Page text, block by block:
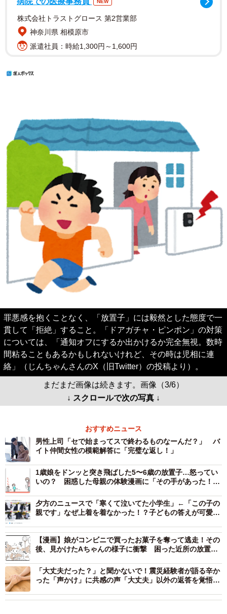
NEW
株式会社トラストグロース 第2営業部
神奈川県 相模原市
派遣社員：時給1,300円～1,600円
罪悪感を抱くことなく、「放置子」には毅然とした態度で一
貫して「拒絶」すること。「ドアガチャ・ピンポン」の対策
については、「通知オフにするか出かけるか完全無視。数時
間粘ることもあるかもしれないけれど、その時は児相に連
絡」（じんちゃんさんのX（旧Twitter）の投稿より）。
まだまだ画像は続きます。画像（3/6）
↓ スクロールで次の写真 ↓
おすすめニュース
男性上司「セで始まってスで終わるものなーんだ？」 バ
イト仲間女性の模範解答に「完璧な返し！」
1歳娘をドンッと突き飛ばした5〜6歳の放置子…怒ってい
いの？ 困惑した母親の体験漫画に「その手があった！」
夕方のニュースで「寒くて泣いてた小学生」←「この子の
親です」なぜ上着を着なかった！？子どもの答えが可愛す
【漫画】娘がコンビニで買ったお菓子を奪って逃走！その
後、見かけたAちゃんの様子に衝撃 困った近所の放置子
「大丈夫だった？」と聞かないで！震災経験者が語る辛か
った「声かけ」に共感の声「大丈夫」以外の返答を覚悟し